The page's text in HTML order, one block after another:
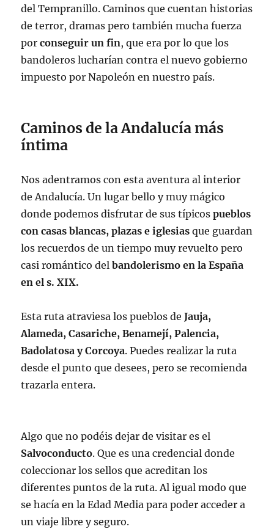
del Tempranillo. Caminos que cuentan historias
de terror, dramas pero también mucha fuerza
porconseguir un fin, que era por lo que los
bandoleros lucharían contra el nuevo gobierno
impuesto por Napoleón en nuestro país.
Caminos de la Andalucía más
íntima
Nos adentramos con esta aventura al interior
de Andalucía. Un lugar bello y muy mágico
donde podemos disfrutar de sus típicos pueblos
con casas blancas, plazas e iglesias que guardan
los recuerdos de un tiempo muy revuelto pero
casi romántico delbandolerismo en la España
en el s. XIX.
Esta ruta atraviesa los pueblos deJauja,
Alameda, Casariche, Benamejí, Palencia,
Badolatosa y Corcoya. Puedes realizar la ruta
desde el punto que desees, pero se recomienda
trazarla entera.
Algo que no podéis dejar de visitar es el
Salvoconducto. Que es una credencial donde
coleccionar los sellos que acreditan los
diferentes puntos de la ruta. Al igual modo que
se hacía en la Edad Media para poder acceder a
un viaje libre y seguro.